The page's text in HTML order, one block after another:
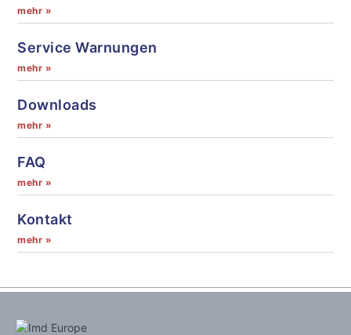
mehr »
Service Warnungen
mehr »
Downloads
mehr »
FAQ
mehr »
Kontakt
mehr »